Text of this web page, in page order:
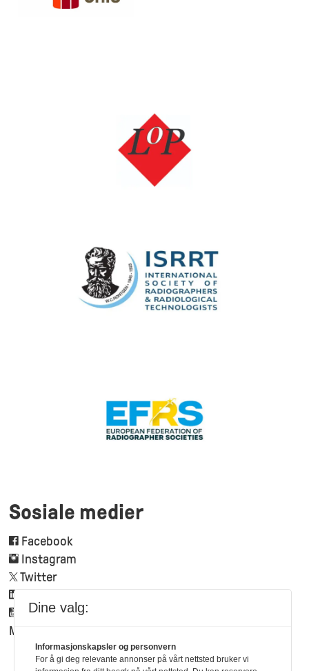
Sosiale medier
Facebook
Instagram
Twitter
Linkedin
Youtube
Mynewsdesk
Dine valg:
Informasjonskapsler og personvern
For å gi deg relevante annonser på vårt nettsted bruker vi